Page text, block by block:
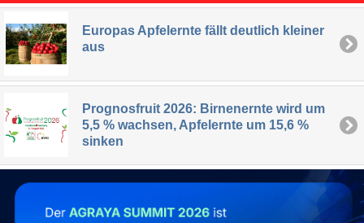
Europas Apfelernte fällt deutlich kleiner
aus
Prognosfruit 2026: Birnenernte wird um
5,5 % wachsen, Apfelernte um 15,6 %
sinken